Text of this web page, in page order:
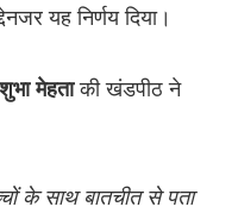
यह निर्णय दिया।
मेहताकी खंडपीठ ने
के साथ बातचीत से पता